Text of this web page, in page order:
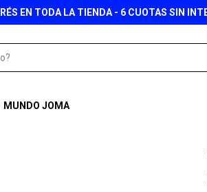
MUNDO JOMA